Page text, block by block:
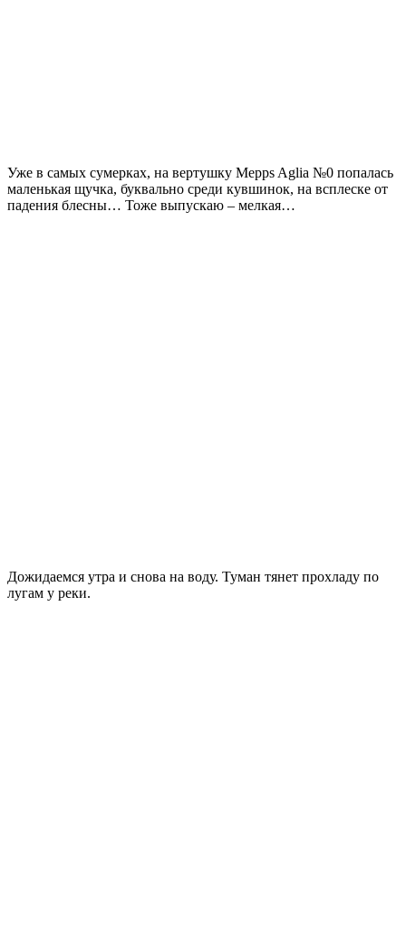
Уже в самых сумерках, на вертушку Mepps Aglia №0 попалась
маленькая щучка, буквально среди кувшинок, на всплеске от
падения блесны… Тоже выпускаю – мелкая…
Дожидаемся утра и снова на воду. Туман тянет прохладу по
лугам у реки.